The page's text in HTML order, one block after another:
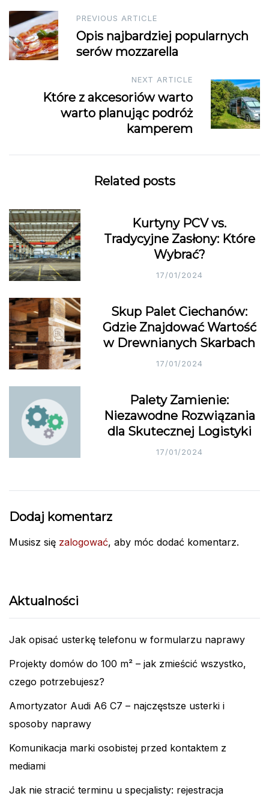
Post
navigation
PREVIOUS ARTICLE
Opis najbardziej popularnych
serów mozzarella
NEXT ARTICLE
Które z akcesoriów warto
warto planując podróż
kamperem
Related posts
Kurtyny PCV vs.
Tradycyjne Zasłony: Które
Wybrać?
17/01/2024
Skup Palet Ciechanów:
Gdzie Znajdować Wartość
w Drewnianych Skarbach
17/01/2024
Palety Zamienie:
Niezawodne Rozwiązania
dla Skutecznej Logistyki
17/01/2024
Dodaj komentarz
Musisz się zalogować, aby móc dodać komentarz.
Aktualności
Jak opisać usterkę telefonu w formularzu naprawy
Projekty domów do 100 m² – jak zmieścić wszystko,
czego potrzebujesz?
Amortyzator Audi A6 C7 – najczęstsze usterki i
sposoby naprawy
Komunikacja marki osobistej przed kontaktem z
mediami
Jak nie stracić terminu u specjalisty: rejestracja